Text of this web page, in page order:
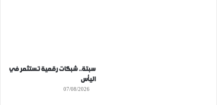
سبتة.. شبكات رقمية تستثمر في
اليأس
07/08/2026